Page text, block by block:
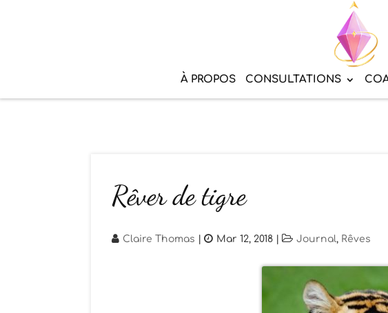
À PROPOS CONSULTATIONS
Rêver de tigre
Claire Thomas Mar 12, 2018 Journal, Rêves